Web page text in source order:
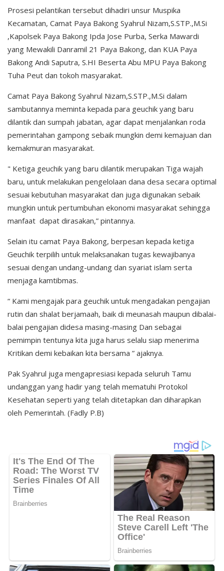
Prosesi pelantikan tersebut dihadiri unsur Muspika
Kecamatan, Camat Paya Bakong Syahrul Nizam,S.STP.,M.Si
,Kapolsek Paya Bakong Ipda Jose Purba, Serka Mawardi
yang Mewakili Danramil 21 Paya Bakong, dan KUA Paya
Bakong Andi Saputra, S.HI Beserta Abu MPU Paya Bakong
Tuha Peut dan tokoh masyarakat.
Camat Paya Bakong Syahrul Nizam,S.STP.,M.Si dalam
sambutannya meminta kepada para geuchik yang baru
dilantik dan sumpah jabatan, agar dapat menjalankan roda
pemerintahan gampong sebaik mungkin demi kemajuan dan
kemakmuran masyarakat.
" Ketiga geuchik yang baru dilantik merupakan Tiga wajah
baru, untuk melakukan pengelolaan dana desa secara optimal
sesuai kebutuhan masyarakat dan juga digunakan sebaik
mungkin untuk pertumbuhan ekonomi masyarakat sehingga
manfaat dapat dirasakan,” pintannya.
Selain itu camat Paya Bakong, berpesan kepada ketiga
Geuchik terpilih untuk melaksanakan tugas kewajibanya
sesuai dengan undang-undang dan syariat islam serta
menjaga kamtibmas.
“ Kami mengajak para geuchik untuk mengadakan pengajian
rutin dan shalat berjamaah, baik di meunasah maupun dibalai-
balai pengajian didesa masing-masing Dan sebagai
pemimpin tentunya kita juga harus selalu siap menerima
Kritikan demi kebaikan kita bersama ” ajaknya.
Pak Syahrul juga mengapresiasi kepada seluruh Tamu
undanggan yang hadir yang telah mematuhi Protokol
Kesehatan seperti yang telah ditetapkan dan diharapkan
oleh Pemerintah. (Fadly P.B)